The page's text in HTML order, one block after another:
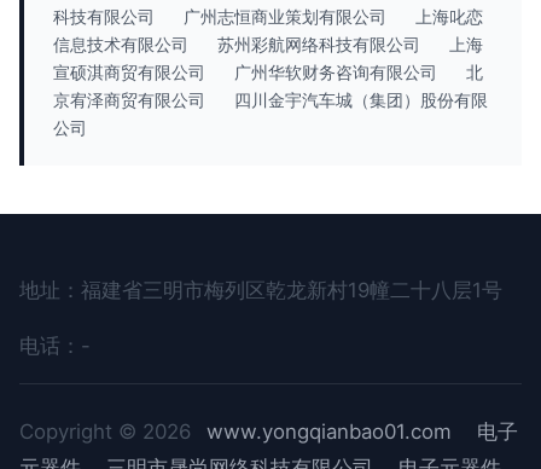
科技有限公司
广州志恒商业策划有限公司
上海叱恋
信息技术有限公司
苏州彩航网络科技有限公司
上海
宣硕淇商贸有限公司
广州华软财务咨询有限公司
北
京宥泽商贸有限公司
四川金宇汽车城（集团）股份有限
公司
地址：福建省三明市梅列区乾龙新村19幢二十八层1号
电话：-
Copyright © 2026 www.yongqianbao01.com
电子